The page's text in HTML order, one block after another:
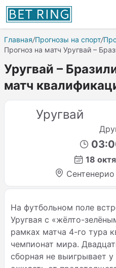
Главная/Прогнозы на спорт/
Прогноз на матч Уругвай –
Уругвай –
матч
Уругвай
18
На футбольном поле
Уругвая с «жёлто-
рамках матча 4-го тура
чемпионат мира.
сборная не выигрывает